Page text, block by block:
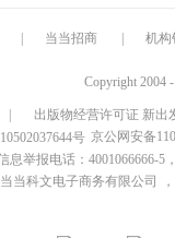
当当招商 机构
Copyright 2004
出版物经营许可证 新出
京公网安备
息举报电话：4001066666-5
当科文电子商务有限公司